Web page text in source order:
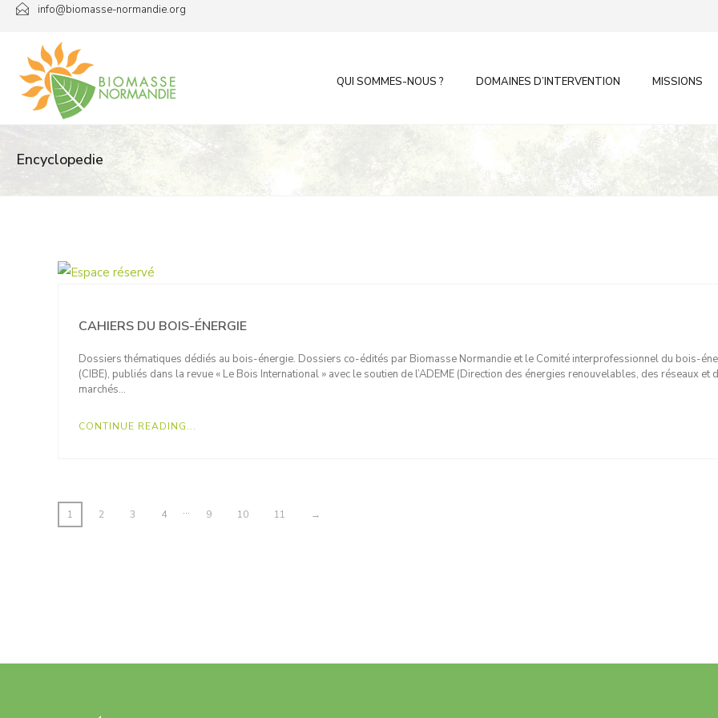
Passer
contenu
info@biomasse-normandie.org
QUI SOMMES-NOUS ? DOMAINES D’INTERVENTION MISSIONS
Encyclopedie
CAHIERS DU BOIS-ÉNERGIE
Dossiers thématiques dédiés au bois-énergie. Dossiers co-édités par Biomasse Normandie et le Comité interprofessionnel du bois-
(CIBE), publiés dans la revue « Le Bois International » avec le soutien de l’ADEME (Direction des énergies renouvelables, des réseaux et
marchés…
CONTINUE READING...
1 2 3 4 … 9 10 11 →